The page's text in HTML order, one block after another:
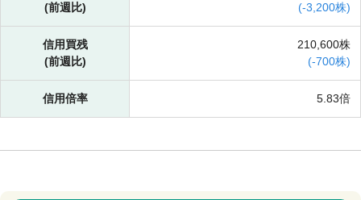
(前週比)
(-3,200株)
信用買残
(前週比)
210,600株
(-700株)
信用倍率 5.83倍